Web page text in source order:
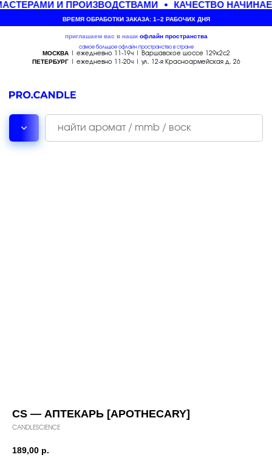
И ПРОИЗВОДСТВАМИ КАЧЕСТВО
ВРЕМЯ ОБРАБОТКИ ЗАКАЗА: 1–2 РАБОЧИХ ДНЯ
приглашаем вас в наши офлайн пространства
самое большое офлайн пространство в стране
МОСКВА| ежедневно 11-19ч | Варшавское шоссе 129к2с2
ПЕТЕРБУРГ| ежедневно 11-20ч | ул. 12-я Красноармейская д. 26
CS — АПТЕКАРЬ [APOTHECARY]
CANDLESCIENCE
189,00 р.